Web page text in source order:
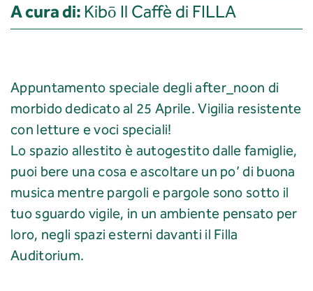
A cura di: Kibō Il Caffè di FILLA
Appuntamento speciale degli after_noon di
morbido dedicato al 25 Aprile. Vigilia resistente
con letture e voci speciali!
Lo spazio allestito è autogestito dalle famiglie,
puoi bere una cosa e ascoltare un po’ di buona
musica mentre pargoli e pargole sono sotto il
tuo sguardo vigile, in un ambiente pensato per
loro, negli spazi esterni davanti il Filla
Auditorium.